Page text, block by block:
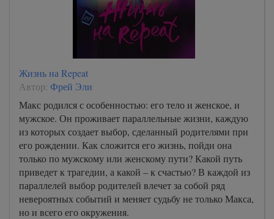
Жизнь на Repeat
Автор: Фрей Эли
Макс родился с особенностью: его тело и женское, и
мужское. Он проживает параллельные жизни, каждую
из которых создает выбор, сделанный родителями при
его рождении. Как сложится его жизнь, пойди она
только по мужскому или женскому пути? Какой путь
приведет к трагедии, а какой – к счастью? В каждой из
параллелей выбор родителей влечет за собой ряд
невероятных событий и меняет судьбу не только Макса,
но и всего его окружения.